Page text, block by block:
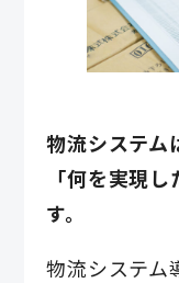
物流システム
「何を実現
す。
物流システム